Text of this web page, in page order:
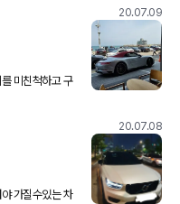
20.07.09
미친척하고 구
에겐 별거 아니
20.07.08
가질수있는 차